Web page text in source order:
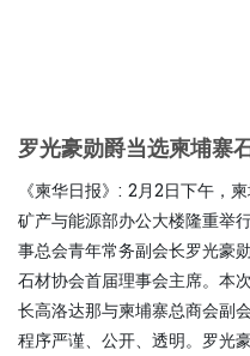
罗光豪勋爵当选柬埔寨
《柬华日报》: 2月2日下午，
矿产与能源部办公大楼隆重举
事总会青年常务副会长罗光豪
石材协会首届理事会主席。本
长高洛达那与柬埔寨总商会副
程序严谨、公开、透明。罗光